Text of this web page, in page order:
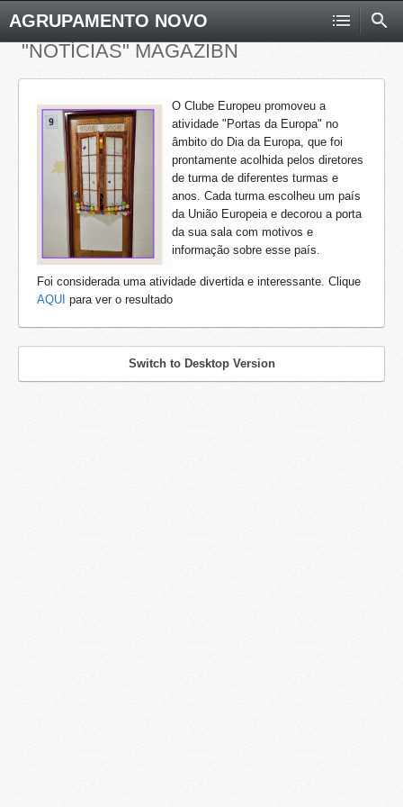
AGRUPAMENTO NOVO
"NOTÍCIAS" MAGAZIBN
O Clube Europeu promoveu a
atividade "Portas da Europa" no
âmbito do Dia da Europa, que foi
prontamente acolhida pelos diretores
de turma de diferentes turmas e
anos. Cada turma escolheu um país
da União Europeia e decorou a porta
da sua sala com motivos e
informação sobre esse país.
Foi considerada uma atividade divertida e interessante. Clique
AQUI para ver o resultado
Switch to Desktop Version